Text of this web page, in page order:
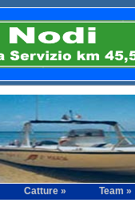
Catture » Team »